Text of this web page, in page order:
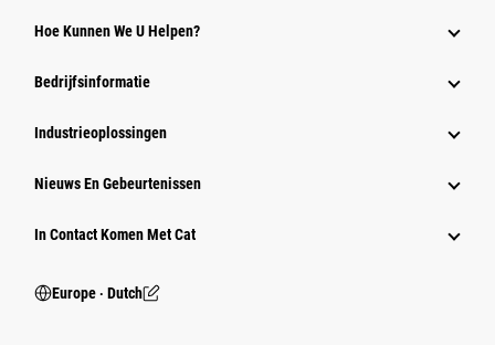
Hoe Kunnen We U Helpen?
Bedrijfsinformatie
Industrieoplossingen
Nieuws En Gebeurtenissen
In Contact Komen Met Cat
Europe ‧ Dutch